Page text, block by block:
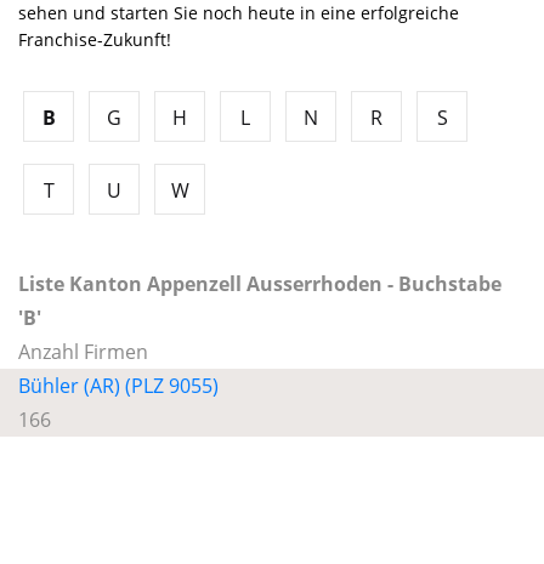
sehen und starten Sie noch heute in eine erfolgreiche
Franchise-Zukunft!
B G H L N R S
T U W
Liste Kanton Appenzell Ausserrhoden - Buchstabe
'B'
Anzahl Firmen
Bühler (AR) (PLZ 9055)
166